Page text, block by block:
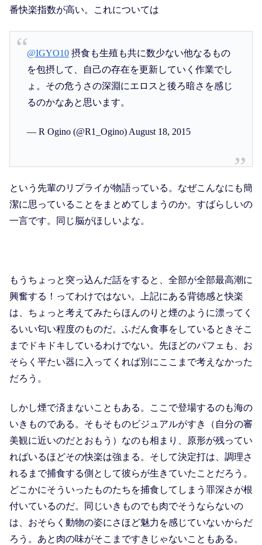
番快楽指数が高い。これについては
@IGYO10摂食も生殖も共に数少ない他なるもの
を包摂して、自己の存在を更新していく作業でし
ょ。その危うさの深淵にエロスと後ろ暗さを感じ
るのかなあと思います。
— R Ogino (@R1_Ogino) August 18, 2015
という先輩のリプライが物語っている。なぜこんなにも簡
潔に思っていることをまとめてしまうのか。すばらしいの
一言です。同じ脳がほしいよな。
もうちょっと突っ込んだ話をすると、全部が全部最高潮に
興奮する！ってわけではない。上記にある背徳感と快楽
は、ちょっと考えてみたらほんのりと煙のように漂ってく
るいい匂い程度のものだ。ふだん食事をしているときそこ
までドキドキしているわけでない。先ほどのパフェも、お
そらく平たい器に入ってくれば別にここまで考えなかった
だろう。
しかし煙で済まないこともある。ここで登場するのも海の
いきものである。そもそものビジュアルがすき（自分の審
美観に近いのだとおもう）なのも相まり、原形が残ってい
ればいるほどその快楽は強まる。そして決定打は、調理さ
れるまで捕食する側として彼らが生きていたことだろう。
どこかにそういったものたちを捕食してしまう罪深さが根
付いているのだ。同じいきものでも肉でそうならないの
は、おそらく動物の姿にさほど魅力を感じていないからだ
ろう。あと肉の味がそこまですきじゃないこともある。